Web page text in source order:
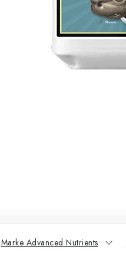
Marke Advanced Nutrients